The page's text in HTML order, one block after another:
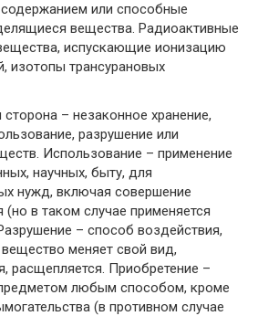
или способные
вещества. Радиоактивные
испускающие ионизацию
изотопы трансурановых
– незаконное хранение,
разрушение или
Использование – применение
научных, быту, для
нужд, включая совершение
(но в таком случае применяется
– способ воздействия,
меняет свой вид,
расщепляется. Приобретение –
любым способом, кроме
(в противном случае